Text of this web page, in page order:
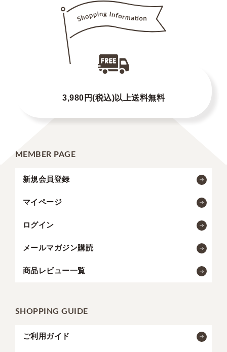
3,980円(税込)以上送料無料
MEMBER PAGE
新規会員登録
マイページ
ログイン
メールマガジン購読
商品レビュー一覧
SHOPPING GUIDE
ご利用ガイド